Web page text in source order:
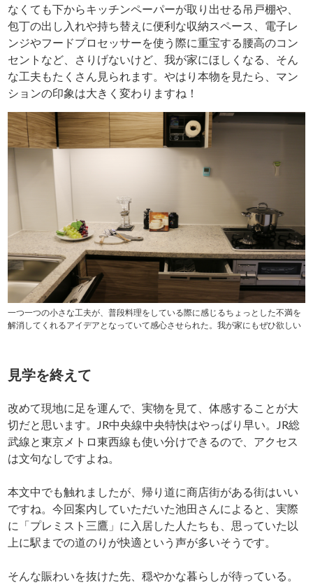
なくても下からキッチンペーパーが取り出せる吊戸棚や、
包丁の出し入れや持ち替えに便利な収納スペース、電子レ
ンジやフードプロセッサーを使う際に重宝する腰高のコン
セントなど、さりげないけど、我が家にほしくなる、そん
な工夫もたくさん見られます。やはり本物を見たら、マン
ションの印象は大きく変わりますね！
一つ一つの小さな工夫が、普段料理をしている際に感じるちょっとした不満を
解消してくれるアイデアとなっていて感心させられた。我が家にもぜひ欲しい
見学を終えて
改めて現地に足を運んで、実物を見て、体感することが大
切だと思います。JR中央線中央特快はやっぱり早い。JR総
武線と東京メトロ東西線も使い分けできるので、アクセス
は文句なしですよね。
本文中でも触れましたが、帰り道に商店街がある街はいい
ですね。今回案内していただいた池田さんによると、実際
に「プレミスト三鷹」に入居した人たちも、思っていた以
上に駅までの道のりが快適という声が多いそうです。
そんな賑わいを抜けた先、穏やかな暮らしが待っている。